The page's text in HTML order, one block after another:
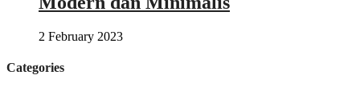
2 February 2023
Categories